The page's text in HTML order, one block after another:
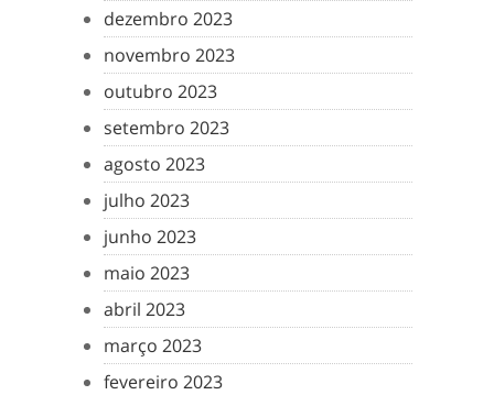
dezembro 2023
novembro 2023
outubro 2023
setembro 2023
agosto 2023
julho 2023
junho 2023
maio 2023
abril 2023
março 2023
fevereiro 2023